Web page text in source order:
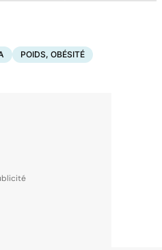
POIDS, OBÉSITÉ